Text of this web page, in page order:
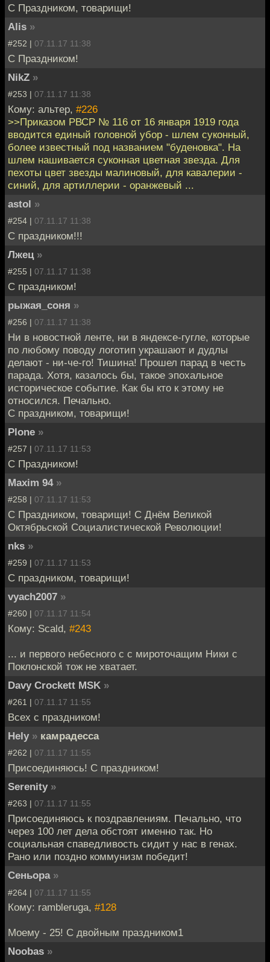
С Праздником, товарищи!
Alis »
#252 | 07.11.17 11:38
С Праздником!
NikZ »
#253 | 07.11.17 11:38
Кому: альтер, #226
>>Приказом РВСР № 116 от 16 января 1919 года
вводится единый головной убор - шлем суконный,
более известный под названием "буденовка". На
шлем нашивается суконная цветная звезда. Для
пехоты цвет звезды малиновый, для кавалерии -
синий, для артиллерии - оранжевый ...
astol »
#254 | 07.11.17 11:38
С праздником!!!
Лжец »
#255 | 07.11.17 11:38
С праздником!
рыжая_соня »
#256 | 07.11.17 11:38
Ни в новостной ленте, ни в яндексе-гугле, которые
по любому поводу логотип украшают и дудлы
делают - ни-че-го! Тишина! Прошел парад в честь
парада. Хотя, казалось бы, такое эпохальное
историческое событие. Как бы кто к этому не
относился. Печально.
С праздником, товарищи!
Plone »
#257 | 07.11.17 11:53
С Праздником!
Maxim 94 »
#258 | 07.11.17 11:53
С Праздником, товарищи! С Днём Великой
Октябрьской Социалистической Революции!
nks »
#259 | 07.11.17 11:53
С праздником, товарищи!
vyach2007 »
#260 | 07.11.17 11:54
Кому: Scald, #243
... и первого небесного с с мироточащим Ники с
Поклонской тож не хватает.
Davy Crockett MSK »
#261 | 07.11.17 11:55
Всех с праздником!
Hely » камрадесса
#262 | 07.11.17 11:55
Присоединяюсь! С праздником!
Serenity »
#263 | 07.11.17 11:55
Присоединяюсь к поздравлениям. Печально, что
через 100 лет дела обстоят именно так. Но
социальная спаведливость сидит у нас в генах.
Рано или поздно коммунизм победит!
Сеньора »
#264 | 07.11.17 11:55
Кому: rambleruga, #128
Моему - 25! С двойным праздником1
Noobas »